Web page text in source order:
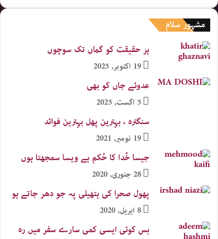
مشہور سلام
ہر حقیقت کو گماں تک سوچوں
19 اکتوبر, 2025
عدوئے جاں کو بھی
5 اگست, 2025
سنگترہ ، بہترین پھل بہترین فوائد
19 نومبر, 2021
جیسا خُدا کا حُکم ہے ویسا سمجھتا ہوں
28 جنوری, 2020
پھول صحرا کی ہتھیلی پہ جو دھر جاتے ہو
8 اپریل, 2020
بس کوئی ایسی کمی سارے سفر میں رہ